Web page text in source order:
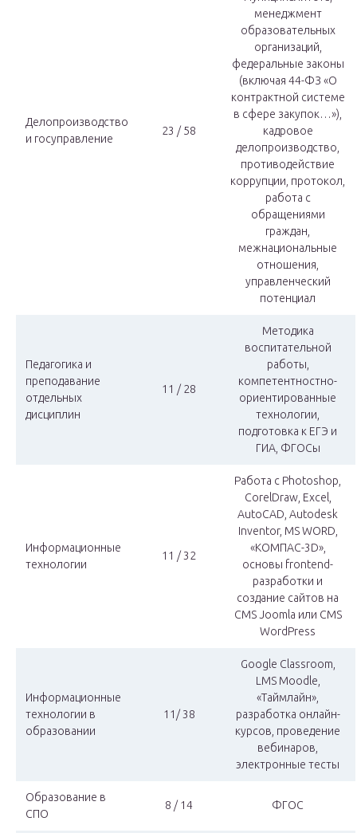
Делопроизводство
и госуправление
23 / 58
менеджмент
образовательных
организаций,
федеральные законы
(включая 44-ФЗ «О
контрактной системе
в сфере закупок…»),
кадровое
делопроизводство,
противодействие
коррупции, протокол,
работа с
обращениями
граждан,
межнациональные
отношения,
управленческий
потенциал
Педагогика и
преподавание
отдельных
дисциплин
11 / 28
Методика
воспитательной
работы,
компетентностно-
ориентированные
технологии,
подготовка к ЕГЭ и
ГИА, ФГОСы
Информационные
технологии
11 / 32
Работа с Photoshop,
CorelDraw, Excel,
AutoCAD, Autodesk
Inventor, MS WORD,
«КОМПАС-3D»,
основы frontend-
разработки и
создание сайтов на
CMS Joomla или CMS
WordPress
Информационные
технологии в
образовании
11/ 38
Google Classroom,
LMS Moodle,
«Таймлайн»,
разработка онлайн-
курсов, проведение
вебинаров,
электронные тесты
Образование в
СПО
8 / 14 ФГОС